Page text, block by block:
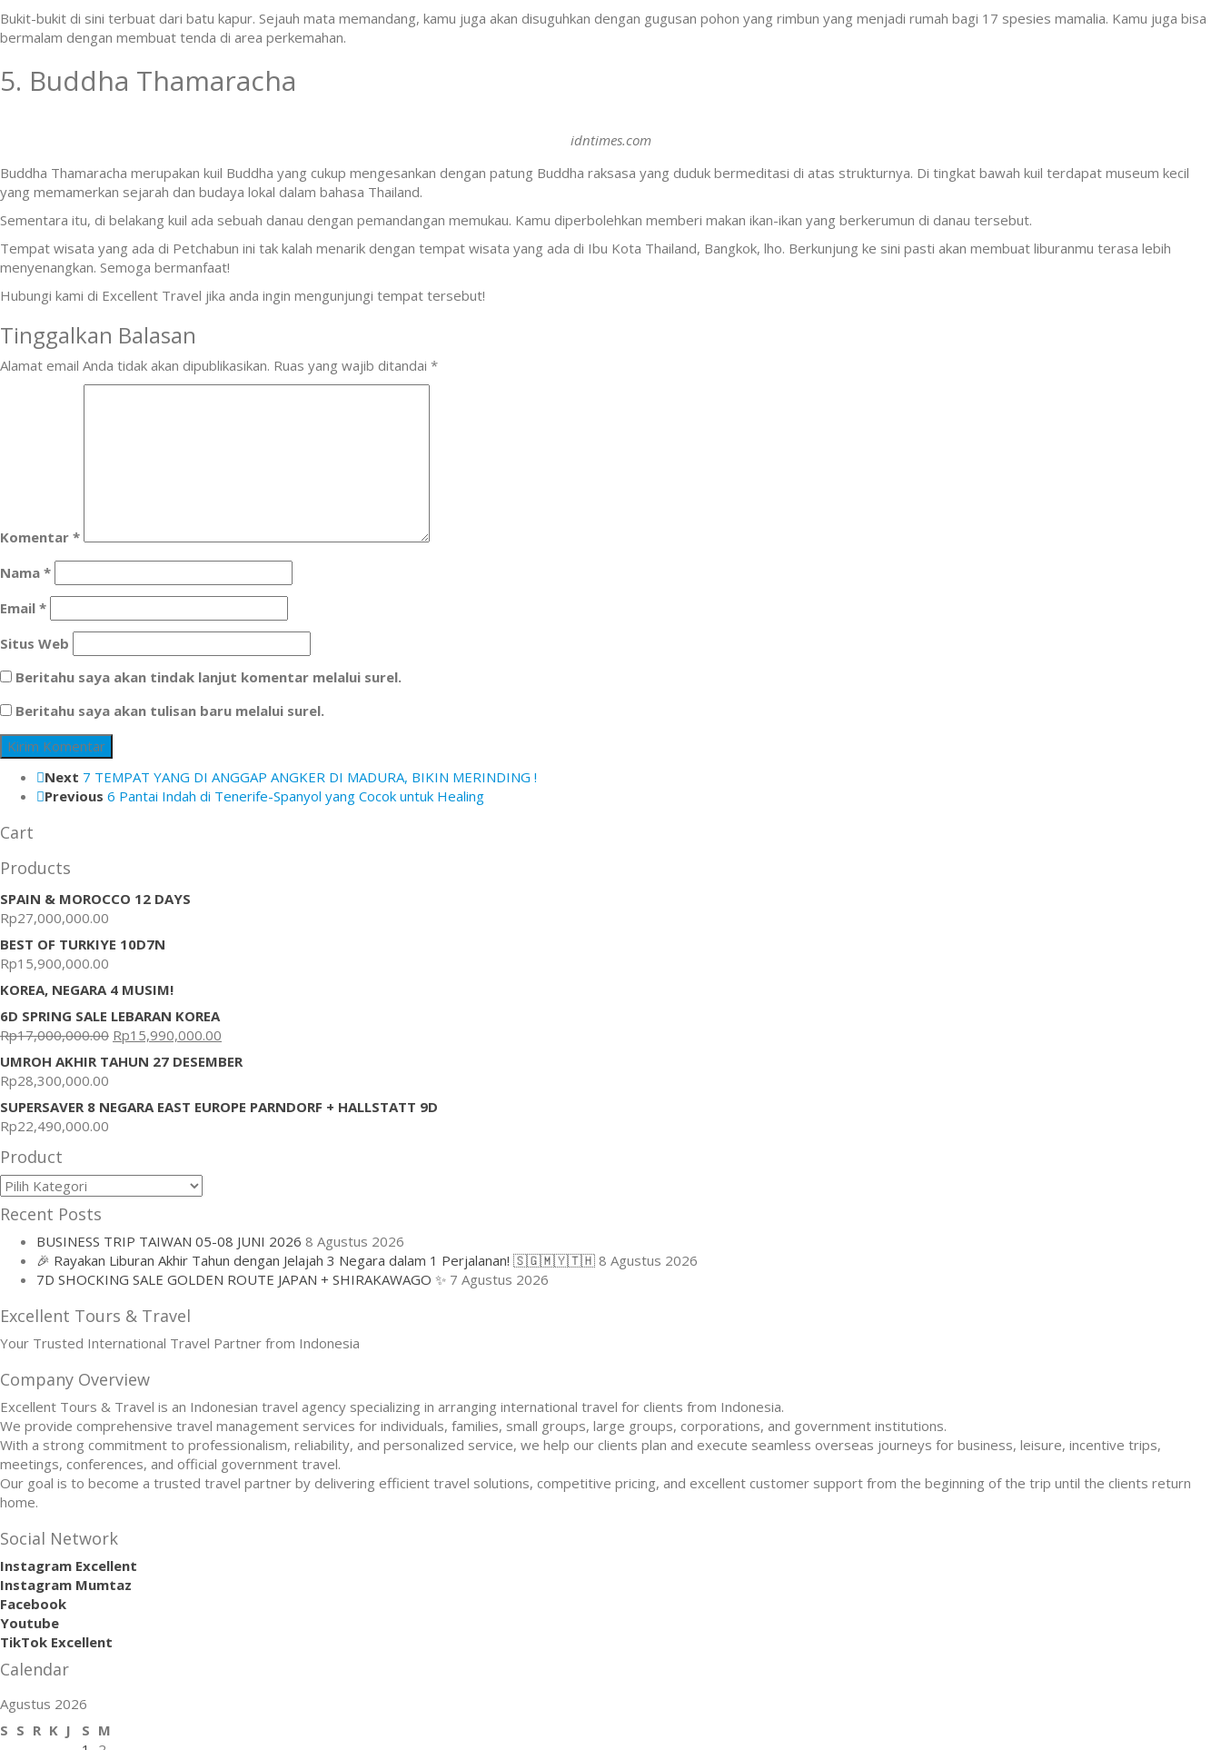
Bukit-bukit di sini terbuat dari batu kapur. Sejauh mata memandang, kamu juga akan disuguhkan dengan gugusan pohon yang rimbun yang menjadi rumah bagi 17 spesies mamalia. Kamu juga bisa
bermalam dengan membuat tenda di area perkemahan.
5. Buddha Thamaracha
idntimes.com
Buddha Thamaracha merupakan kuil Buddha yang cukup mengesankan dengan patung Buddha raksasa yang duduk bermeditasi di atas strukturnya. Di tingkat bawah kuil terdapat museum kecil
yang memamerkan sejarah dan budaya lokal dalam bahasa Thailand.
Sementara itu, di belakang kuil ada sebuah danau dengan pemandangan memukau. Kamu diperbolehkan memberi makan ikan-ikan yang berkerumun di danau tersebut.
Tempat wisata yang ada di Petchabun ini tak kalah menarik dengan tempat wisata yang ada di Ibu Kota Thailand, Bangkok, lho. Berkunjung ke sini pasti akan membuat liburanmu terasa lebih
menyenangkan. Semoga bermanfaat!
Hubungi kami di Excellent Travel jika anda ingin mengunjungi tempat tersebut!
Tinggalkan Balasan
Alamat email Anda tidak akan dipublikasikan. Ruas yang wajib ditandai *
Komentar *
Nama *
Email *
Situs Web
Beritahu saya akan tindak lanjut komentar melalui surel.
Beritahu saya akan tulisan baru melalui surel.
Next 7 TEMPAT YANG DI ANGGAP ANGKER DI MADURA, BIKIN MERINDING !
Previous 6 Pantai Indah di Tenerife-Spanyol yang Cocok untuk Healing
Cart
Products
SPAIN & MOROCCO 12 DAYS
Rp27,000,000.00
BEST OF TURKIYE 10D7N
Rp15,900,000.00
KOREA, NEGARA 4 MUSIM!
6D SPRING SALE LEBARAN KOREA
Rp17,000,000.00 Rp15,990,000.00
UMROH AKHIR TAHUN 27 DESEMBER
Rp28,300,000.00
SUPERSAVER 8 NEGARA EAST EUROPE PARNDORF + HALLSTATT 9D
Rp22,490,000.00
Product
Product
Recent Posts
BUSINESS TRIP TAIWAN 05-08 JUNI 2026 8 Agustus 2026
🎉 Rayakan Liburan Akhir Tahun dengan Jelajah 3 Negara dalam 1 Perjalanan! 🇸🇬🇲🇾🇹🇭 8 Agustus 2026
7D SHOCKING SALE GOLDEN ROUTE JAPAN + SHIRAKAWAGO ✨ 7 Agustus 2026
Excellent Tours & Travel
Your Trusted International Travel Partner from Indonesia
Company Overview
Excellent Tours & Travel is an Indonesian travel agency specializing in arranging international travel for clients from Indonesia.
We provide comprehensive travel management services for individuals, families, small groups, large groups, corporations, and government institutions.
With a strong commitment to professionalism, reliability, and personalized service, we help our clients plan and execute seamless overseas journeys for business, leisure, incentive trips,
meetings, conferences, and official government travel.
Our goal is to become a trusted travel partner by delivering efficient travel solutions, competitive pricing, and excellent customer support from the beginning of the trip until the clients return
home.
Social Network
Instagram Excellent
Instagram Mumtaz
Facebook
Youtube
TikTok Excellent
Calendar
Agustus 2026
S S R K J S M